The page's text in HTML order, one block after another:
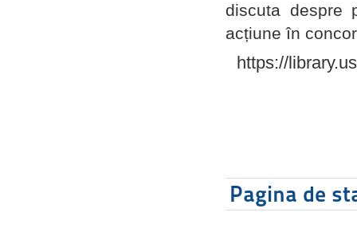
discuta despre
acțiune în
https://
Pagina de